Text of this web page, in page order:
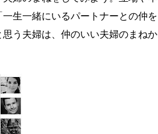
生一緒にいるパートナーとの仲を
う夫婦は、仲のいい夫婦のまねか